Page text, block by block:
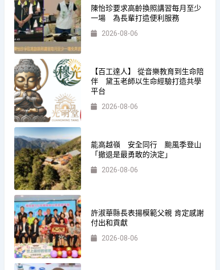
陳怡珍要求高齡換照講習每月至少
一場 為長輩打造便利服務
2026-08-06
【百工達人】 從音樂教育到生命陪
伴 黛玉老師以生命經驗打造共學
平台
2026-08-06
能高越嶺 安全同行 颱風季登山
「撤退是最勇敢的決定」
2026-08-06
許淑華縣長表揚模範父親 肯定感謝
付出和貢獻
2026-08-06